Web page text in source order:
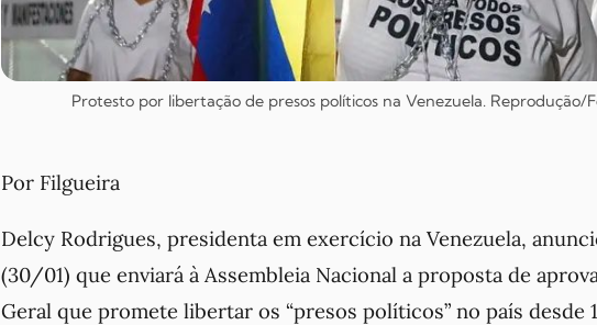
Protesto por libertação de presos políticos na Venezuela. Reprodução/
Por Filgueira
Delcy Rodrigues, presidenta em exercício na Venezuela,
(30/01) que enviará à Assembleia Nacional a proposta de
Geral que promete libertar os “presos políticos” no país desde